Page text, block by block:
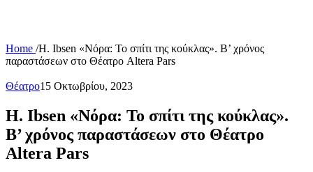
Home /H. Ibsen «Νόρα: Το σπίτι της κούκλας». Β’ χρόνος
παραστάσεων στο Θέατρο Altera Pars
Θέατρο15 Οκτωβρίου, 2023
H. Ibsen «Νόρα: Το σπίτι της κούκλας».
Β’ χρόνος παραστάσεων στο Θέατρο
Altera Pars